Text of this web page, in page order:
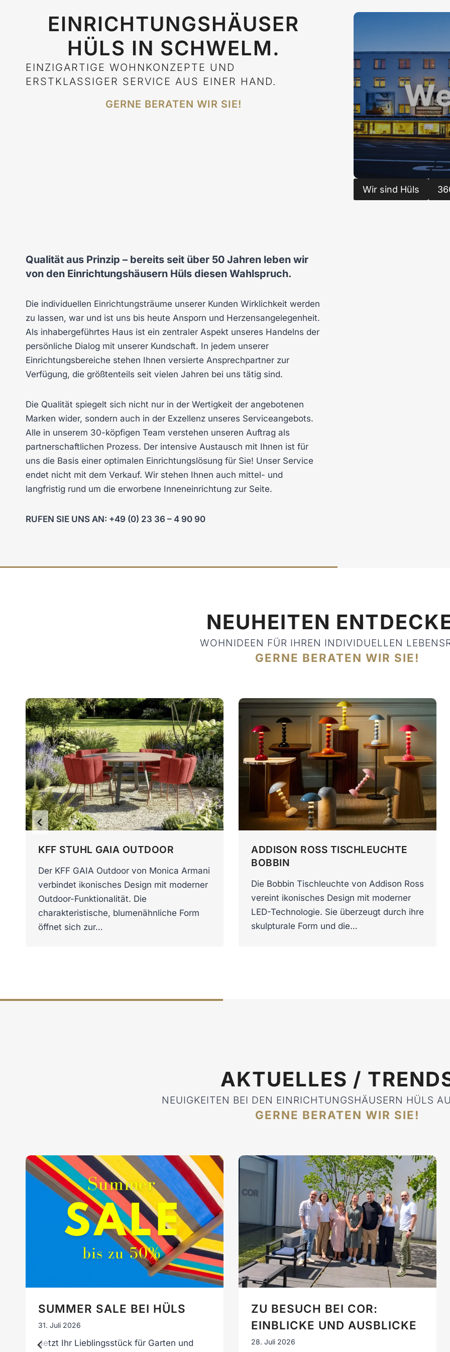
EINRICHTUNGSHÄUSER
HÜLS IN SCHWELM.
EINZIGARTIGE WOHNKONZEPTE UND
ERSTKLASSIGER SERVICE AUS EINER HAND.
GERNE BERATEN WIR SIE!
Wir sind Hüls
Qualität aus Prinzip – bereits seit über 50 Jahren leben wir
von den Einrichtungshäusern Hüls diesen Wahlspruch.
Die individuellen Einrichtungsträume unserer Kunden Wirklichkeit werden
zu lassen, war und ist uns bis heute Ansporn und Herzensangelegenheit.
Als inhabergeführtes Haus ist ein zentraler Aspekt unseres Handelns der
persönliche Dialog mit unserer Kundschaft. In jedem unserer
Einrichtungsbereiche stehen Ihnen versierte Ansprechpartner zur
Verfügung, die größtenteils seit vielen Jahren bei uns tätig sind.
Die Qualität spiegelt sich nicht nur in der Wertigkeit der angebotenen
Marken wider, sondern auch in der Exzellenz unseres Serviceangebots.
Alle in unserem 30-köpfigen Team verstehen unseren Auftrag als
partnerschaftlichen Prozess. Der intensive Austausch mit Ihnen ist für
uns die Basis einer optimalen Einrichtungslösung für Sie! Unser Service
endet nicht mit dem Verkauf. Wir stehen Ihnen auch mittel- und
langfristig rund um die erworbene Inneneinrichtung zur Seite.
RUFEN SIE UNS AN: +49 (0) 23 36 – 4 90 90
NEUHEITEN
WOHNIDEEN FÜR IHREN INDIVIDUELLEN
GERNE BERATEN WIR SIE!​
KFF STUHL GAIA OUTDOOR
Der KFF GAIA Outdoor von Monica Armani
verbindet ikonisches Design mit moderner
Outdoor-Funktionalität. Die
charakteristische, blumenähnliche Form
öffnet sich zur…
ADDISON ROSS TISCHLEUCHTE
BOBBIN
Die Bobbin Tischleuchte von Addison Ross
vereint ikonisches Design mit moderner
LED-Technologie. Sie überzeugt durch ihre
skulpturale Form und die…
AKTUELLES /
NEUIGKEITEN BEI DEN EINRICHTUNGSHÄUSERN HÜLS
GERNE BERATEN WIR SIE!​
SUMMER SALE BEI HÜLS
31. Juli 2026
Jetzt Ihr Lieblingsstück für Garten und
ZU BESUCH BEI COR:
EINBLICKE UND AUSBLICKE
28. Juli 2026